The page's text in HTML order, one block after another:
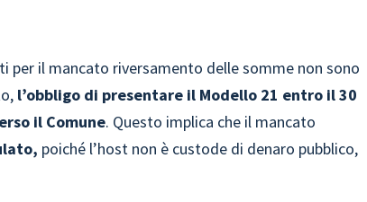
per il mancato riversamento delle somme non sono
l’obbligo di presentare il Modello 21 entro il 30
il Comune. Questo implica che il mancato
poiché l’host non è custode di denaro pubblico,